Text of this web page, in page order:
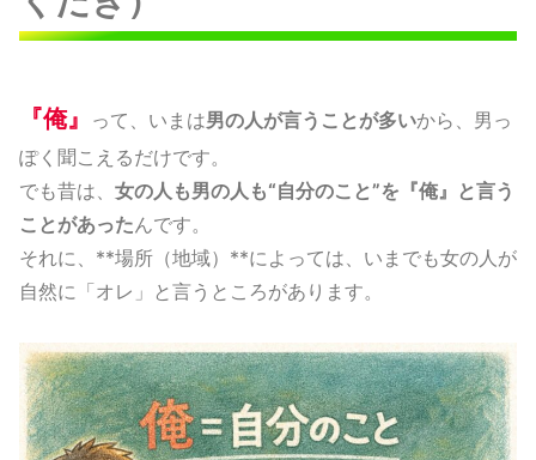
『俺』 って、いまは男の人が言うことが多いから、男っ
ぽく聞こえるだけです。
でも昔は、 女の人も男の人も“自分のこと”を『俺』と言う
ことがあったんです。
それに、**場所（地域）**によっては、いまでも女の人が
自然に「オレ」と言うところがあります。